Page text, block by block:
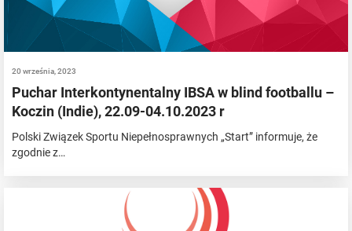
20 września, 2023
Puchar Interkontynentalny IBSA w blind footballu –
Koczin (Indie), 22.09-04.10.2023 r
Polski Związek Sportu Niepełnosprawnych „Start” informuje, że
zgodnie z…